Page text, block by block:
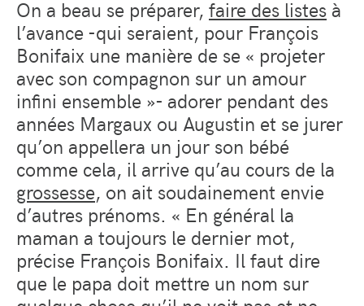
On a beau se préparer, faire des listes à
l’avance -qui seraient, pour François
Bonifaix une manière de se « projeter
avec son compagnon sur un amour
infini ensemble »- adorer pendant des
années Margaux ou Augustin et se jurer
qu’on appellera un jour son bébé
comme cela, il arrive qu’au cours de la
grossesse, on ait soudainement envie
d’autres prénoms. « En général la
maman a toujours le dernier mot,
précise François Bonifaix. Il faut dire
que le papa doit mettre un nom sur